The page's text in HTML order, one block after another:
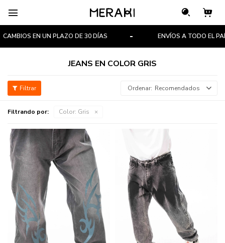

EN UN PLAZO DE 30 DÍAS ENVÍOS A TODO EL PAÍS
JEANS EN COLOR GRIS
Recomendados
Filtrando por: Color: Gris